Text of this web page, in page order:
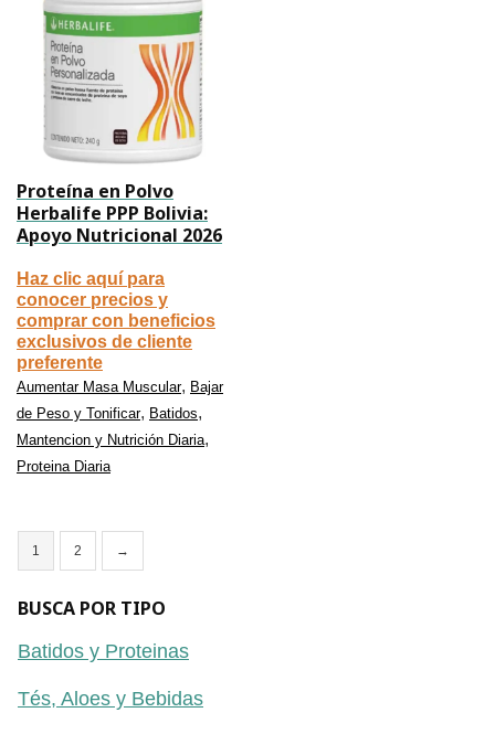
Proteína en Polvo
Herbalife PPP Bolivia:
Apoyo Nutricional 2026
Haz clic aquí para
conocer precios y
comprar con beneficios
exclusivos de cliente
preferente
Aumentar Masa Muscular, Bajar
de Peso y Tonificar, Batidos,
Mantencion y Nutrición Diaria,
Proteina Diaria
1 2 →
BUSCA POR TIPO
Batidos y Proteinas
Tés, Aloes y Bebidas